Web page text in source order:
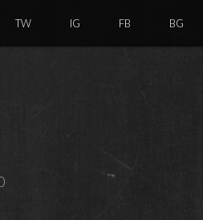
TW IG FB BG